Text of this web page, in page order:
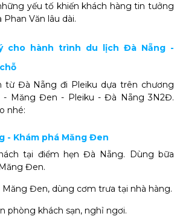
yếu tố khiến khách hàng tin tưởng
Văn lâu dài.
cho hành trình du lịch Đà Nẵng -
từ Đà Nẵng đi Pleiku dựa trên chương
- Măng Đen - Pleiku - Đà Nẵng 3N2Đ.
nhé:
- Khám phá Măng Đen
tại điểm hẹn Đà Nẵng. Dùng bữa
Đen.
Măng Đen, dùng cơm trưa tại nhà hàng.
phòng khách sạn, nghỉ ngơi.